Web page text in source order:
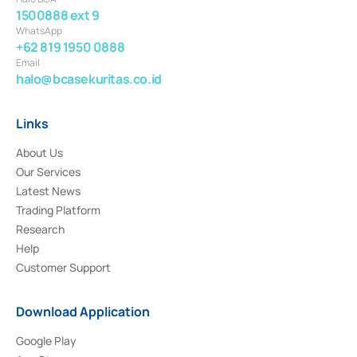
1500888 ext 9
WhatsApp
+62 819 1950 0888
Email
halo@bcasekuritas.co.id
Links
About Us
Our Services
Latest News
Trading Platform
Research
Help
Customer Support
Download Application
Google Play